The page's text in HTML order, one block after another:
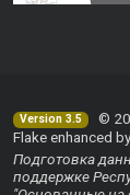
Version 3.5
©
Flake enhanced
Подготовка
поддержке